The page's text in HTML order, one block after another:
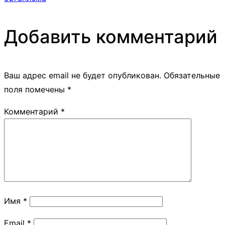
Добавить комментарий
Ваш адрес email не будет опубликован. Обязательные
поля помечены *
Комментарий *
Имя *